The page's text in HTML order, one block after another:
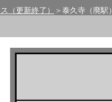
（更新終了）
＞泰久寺（廃駅）